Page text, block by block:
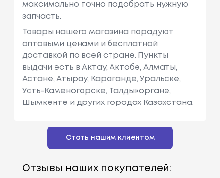
максимально точно подобрать нужную
запчасть.
Товары нашего магазина порадуют
оптовыми ценами и бесплатной
доставкой по всей стране. Пункты
выдачи есть в Актау, Актобе, Алматы,
Астане, Атырау, Караганде, Уральске,
Усть-Каменогорске, Талдыкоргане,
Шымкенте и других городах Казахстана.
Стать нашим клиентом
Отзывы наших покупателей: